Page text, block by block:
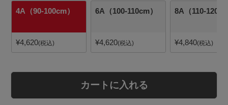
4A（90-100cm）
¥4,620 税込
6A（100-110cm）
¥4,620 税込
8A（110-
¥4,840 税込
カートに入れる